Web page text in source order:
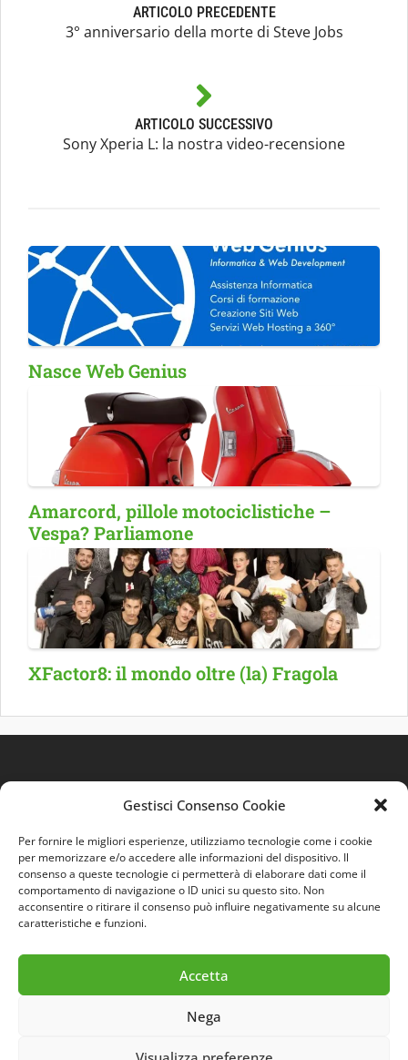
Gestisci Consenso Cookie
Per fornire le migliori esperienze, utilizziamo tecnologie come i cookie
per memorizzare e/o accedere alle informazioni del dispositivo. Il
consenso a queste tecnologie ci permetterà di elaborare dati come il
comportamento di navigazione o ID unici su questo sito. Non
acconsentire o ritirare il consenso può influire negativamente su alcune
caratteristiche e funzioni.
Accetta
Nega
ARTICOLO PRECEDENTE
3° anniversario della morte di Steve Jobs
ARTICOLO SUCCESSIVO
Sony Xperia L: la nostra video-recensione
Nasce Web Genius
Amarcord, pillole motociclistiche –
Vespa? Parliamone
XFactor8: il mondo oltre (la) Fragola
Quest'opera è distribuita con LicenzaCreative
Commons 3.0 Italia.